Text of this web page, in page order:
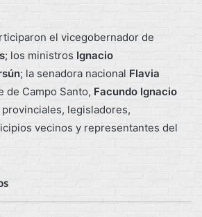
el vicegobernador de
; los ministros Ignacio
; la senadora nacional Flavia
de Campo Santo, Facundo Ignacio
legisladores,
vecinos y representantes del